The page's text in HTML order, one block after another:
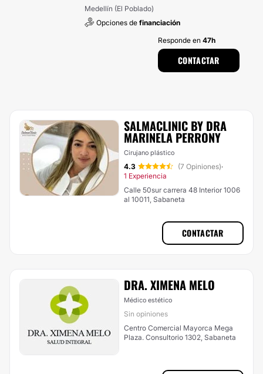
Medellín (El Poblado)
Opciones de financiación
Responde en 47h
CONTACTAR
SALMACLINIC BY DRA
MARINELA PERRONY
Cirujano plástico
4.3 (7 Opiniones)·
1 Experiencia
Calle 50sur carrera 48 Interior 1006
al 10011, Sabaneta
CONTACTAR
DRA. XIMENA MELO
Médico estético
Sin opiniones
Centro Comercial Mayorca Mega
Plaza. Consultorio 1302, Sabaneta